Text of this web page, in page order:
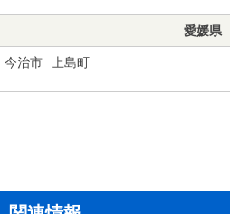
愛媛県
今治市 上島町